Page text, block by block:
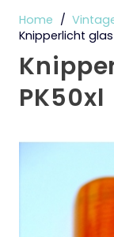
Home /
Knipperlicht glas
PK50xl